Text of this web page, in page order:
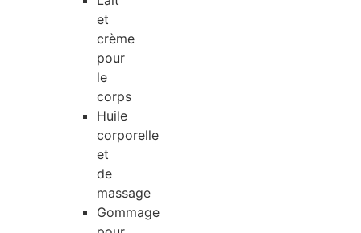
et
crème
pour
le
corps
Huile
corporelle
et
de
massage
Gommage